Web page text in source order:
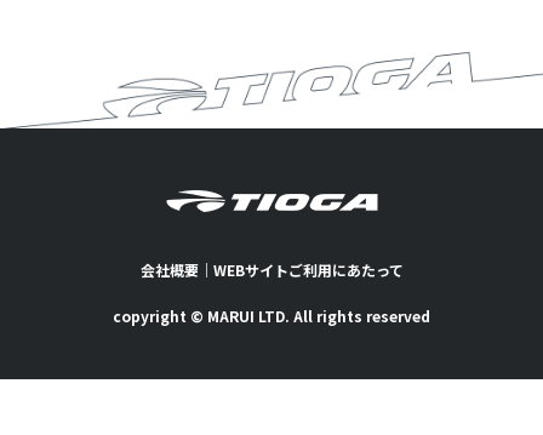
会社概要｜ WEBサイトご利用にあたって
copyright © MARUI LTD. All rights reserved